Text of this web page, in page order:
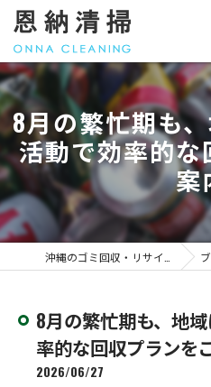
8月の繁忙期も
活動で効率的
案
ブログ
8月の繁忙期も、地
率的な回収プランを
2026/06/27